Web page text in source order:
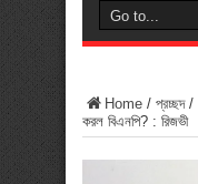
Home / প্রচ্ছদ/
করল বিএনপি? : রিজভী